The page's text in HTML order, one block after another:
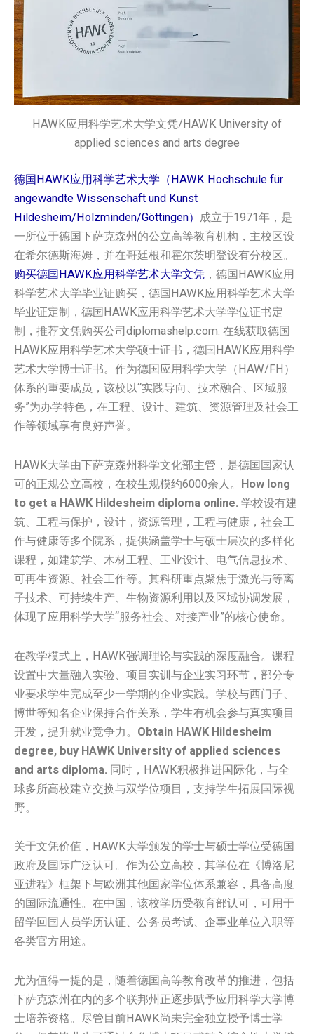
HAWK应用科学艺术大学文凭/HAWK University of
applied sciences and arts degree
德国HAWK应用科学艺术大学（HAWK Hochschule für
angewandte Wissenschaft und Kunst
Hildesheim/Holzminden/Göttingen） 成立于1971年，是
一所位于德国下萨克森州的公立高等教育机构，主校区设
在希尔德斯海姆，并在哥廷根和霍尔茨明登设有分校区。
购买德国HAWK应用科学艺术大学文凭 ，德国HAWK应用
科学艺术大学毕业证购买，德国HAWK应用科学艺术大学
毕业证定制，德国HAWK应用科学艺术大学学位证书定
制，推荐文凭购买公司diplomashelp.com. 在线获取德国
HAWK应用科学艺术大学硕士证书，德国HAWK应用科学
艺术大学博士证书。作为德国应用科学大学（HAW/FH）
体系的重要成员，该校以“实践导向、技术融合、区域服
务”为办学特色，在工程、设计、建筑、资源管理及社会工
作等领域享有良好声誉。
HAWK大学由下萨克森州科学文化部主管，是德国国家认
可的正规公立高校，在校生规模约6000余人。 How long
to get a HAWK Hildesheim diploma online. 学校设有建
筑、工程与保护，设计，资源管理，工程与健康，社会工
作与健康等多个院系，提供涵盖学士与硕士层次的多样化
课程，如建筑学、木材工程、工业设计、电气信息技术、
可再生资源、社会工作等。其科研重点聚焦于激光与等离
子技术、可持续生产、生物资源利用以及区域协调发展，
体现了应用科学大学“服务社会、对接产业”的核心使命。
在教学模式上，HAWK强调理论与实践的深度融合。课程
设置中大量融入实验、项目实训与企业实习环节，部分专
业要求学生完成至少一学期的企业实践。学校与西门子、
博世等知名企业保持合作关系，学生有机会参与真实项目
开发，提升就业竞争力。 Obtain HAWK Hildesheim
degree, buy HAWK University of applied sciences
and arts diploma. 同时，HAWK积极推进国际化，与全
球多所高校建立交换与双学位项目，支持学生拓展国际视
野。
关于文凭价值，HAWK大学颁发的学士与硕士学位受德国
政府及国际广泛认可。作为公立高校，其学位在《博洛尼
亚进程》框架下与欧洲其他国家学位体系兼容，具备高度
的国际流通性。在中国，该校学历受教育部认可，可用于
留学回国人员学历认证、公务员考试、企事业单位入职等
各类官方用途。
尤为值得一提的是，随着德国高等教育改革的推进，包括
下萨克森州在内的多个联邦州正逐步赋予应用科学大学博
士培养资格。尽管目前HAWK尚未完全独立授予博士学